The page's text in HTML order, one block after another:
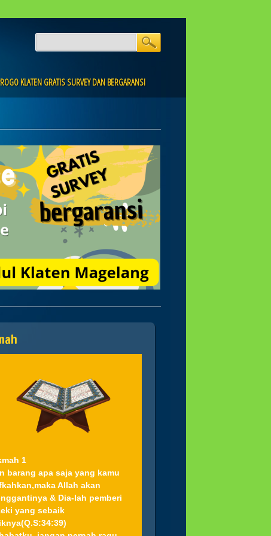
KLATEN GRATIS SURVEY DAN BERGARANSI
1
barang apa saja yang kamu
Allah akan
& Dia-lah pemberi
yang sebaik